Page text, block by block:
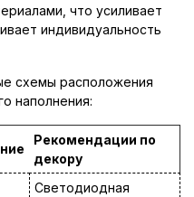
что усиливает
индивидуальность
схемы расположения
наполнения:
Рекомендации по
декору
Светодиодная